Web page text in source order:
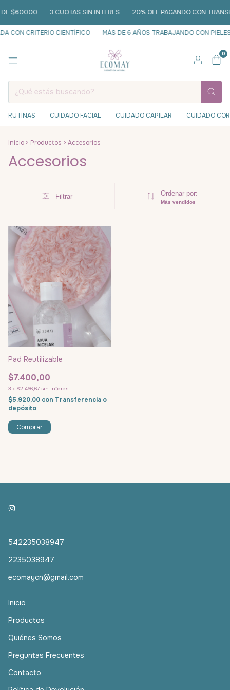
DE $60000 3 CUOTAS SIN INTERES 20% OFF PAGANDO CON
CON CRITERIO CIENTÍFICO MÁS DE 6 AÑOS TRABAJANDO CON PIELES
0
RUTINAS CUIDADO FACIAL CUIDADO CAPILAR CUIDADO
Inicio > Productos > Accesorios
Accesorios
Filtrar Ordenar por:
Más vendidos
Pad Reutilizable
$7.400,00
3 x $2.466,67 sin interés
$5.920,00 con Transferencia o
depósito
542235038947
2235038947
ecomaycn@gmail.com
Inicio
Productos
Quiénes Somos
Preguntas Frecuentes
Contacto